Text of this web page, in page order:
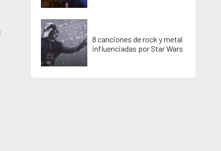
8 canciones de rock y metal
influenciadas por Star Wars